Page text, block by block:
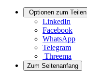
Optionen zum
LinkedIn
Facebook
WhatsApp
Telegram
Threema
Zum Seitenanfang